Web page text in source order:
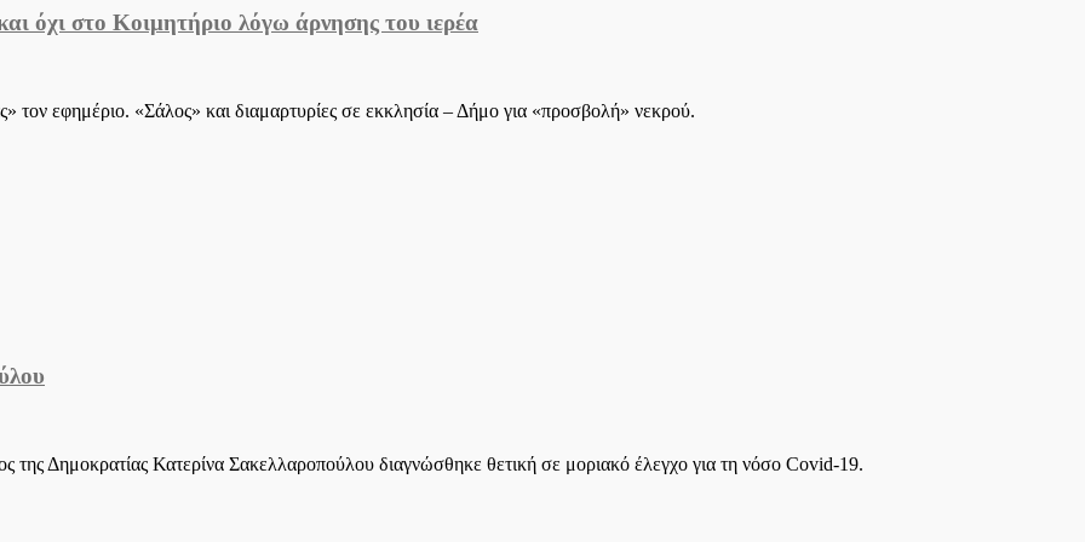
όχι στο Κοιμητήριο λόγω άρνησης του ιερέα
εφημέριο. «Σάλος» και διαμαρτυρίες σε εκκλησία – Δήμο για «προσβολή» νεκρού.
Δημοκρατίας Κατερίνα Σακελλαροπούλου διαγνώσθηκε θετική σε μοριακό έλεγχο για τη νόσο Covid-19.